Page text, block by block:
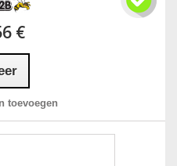
€
toevoegen